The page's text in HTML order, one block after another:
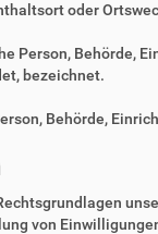
oder
Person, Behörde,
bezeichnet.
Behörde,
von